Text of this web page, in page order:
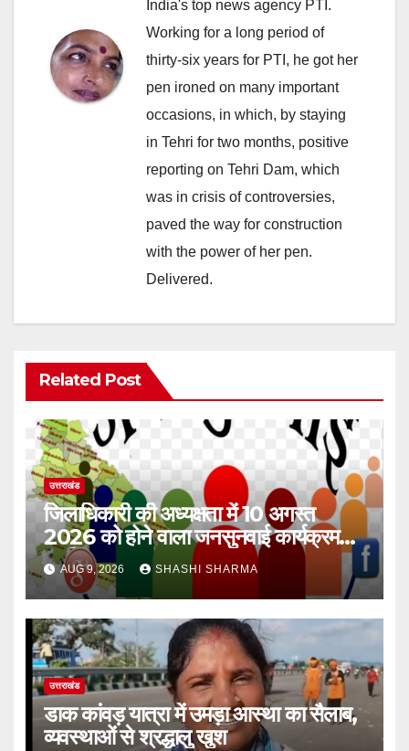
India's top news agency PTI.
Working for a long period of
thirty-six years for PTI, he got her
pen ironed on many important
occasions, in which, by staying
in Tehri for two months, positive
reporting on Tehri Dam, which
was in crisis of controversies,
paved the way for construction
with the power of her pen.
Delivered.
Related Post
उत्तराखंड
जिलाधिकारी की अध्यक्षता में 10 अगस्त
2026 को होने वाला जनसुनवाई कार्यक्रम
स्थगित
AUG 9, 2026 SHASHI SHARMA
उत्तराखंड
डाक कांवड़ यात्रा में उमड़ा आस्था का सैलाब,
व्यवस्थाओं से श्रद्धालु खुश